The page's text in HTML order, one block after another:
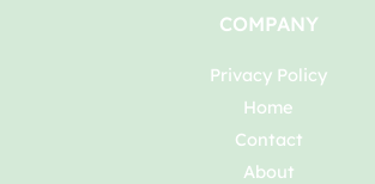
COMPANY
Privacy Policy
Home
Contact
About